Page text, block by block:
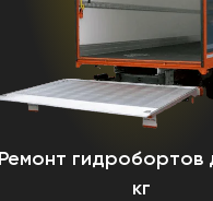
Ремонт гидробортов
кг